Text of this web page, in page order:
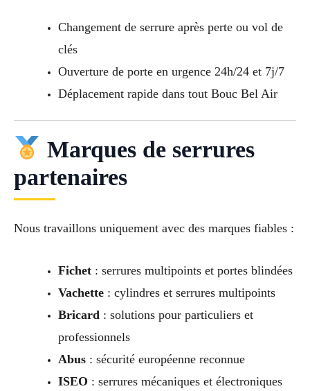
Changement de serrure après perte ou vol de
clés
Ouverture de porte en urgence 24h/24 et 7j/7
Déplacement rapide dans tout Bouc Bel Air
Marques de serrures
partenaires
Nous travaillons uniquement avec des marques fiables :
Fichet: serrures multipoints et portes blindées
Vachette: cylindres et serrures multipoints
Bricard : solutions pour particuliers et
professionnels
Abus: sécurité européenne reconnue
ISEO : serrures mécaniques et électroniques